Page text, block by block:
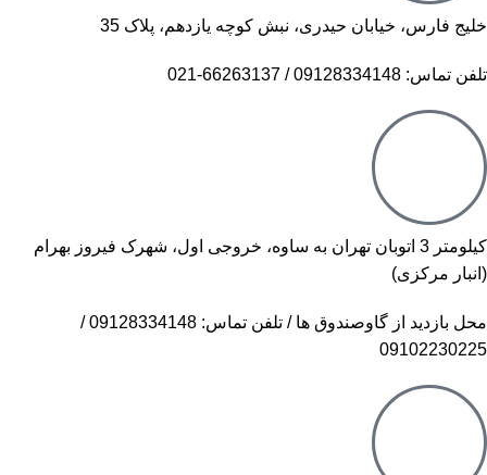
خلیج فارس، خیابان حیدری، نبش کوچه یازدهم، پلاک 35
تلفن تماس: 09128334148 / 66263137-021
کیلومتر 3 اتوبان تهران به ساوه، خروجی اول، شهرک فیروز بهرام
(انبار مرکزی)
محل بازدید از گاوصندوق ها / تلفن تماس: 09128334148 /
09102230225